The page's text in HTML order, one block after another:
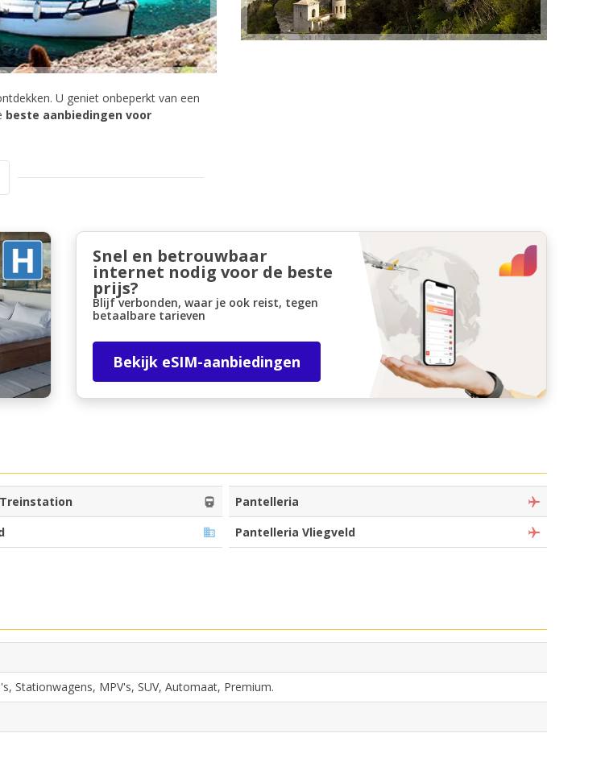
U geniet onbeperkt van een
beste aanbiedingen voor
Snel en betrouwbaar
internet nodig voor de beste
prijs?
Blijf verbonden, waar je ook reist, tegen
betaalbare tarieven
Bekijk eSIM-aanbiedingen
Pantelleria
Pantelleria Vliegveld
Stationwagens, MPV's, SUV, Automaat, Premium.
Inloggen met eLink